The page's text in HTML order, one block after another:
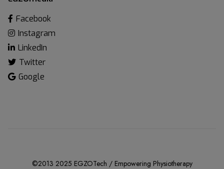
Facebook
Instagram
LinkedIn
Twitter
Google
©2013 2025 EGZOTech / Empowering Physiotherapy